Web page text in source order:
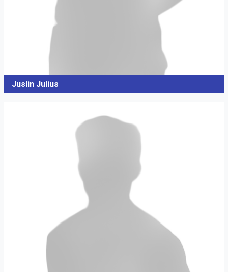
Juslin Julius